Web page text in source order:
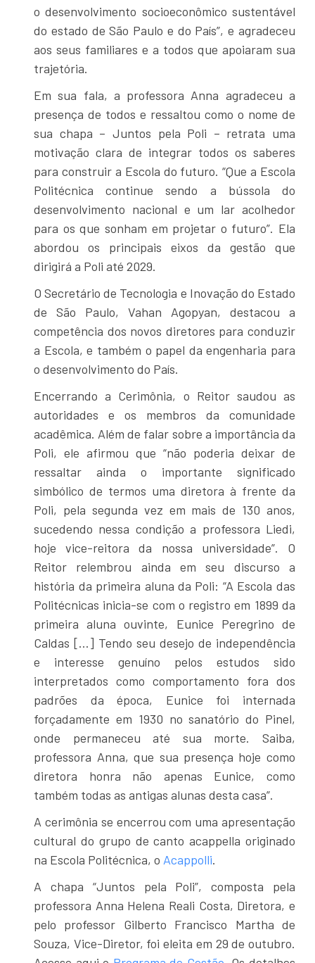
o desenvolvimento socioeconômico sustentável
do estado de São Paulo e do País”, e agradeceu
aos seus familiares e a todos que apoiaram sua
trajetória.
Em sua fala, a professora Anna agradeceu a
presença de todos e ressaltou como o nome de
sua chapa – Juntos pela Poli – retrata uma
motivação clara de integrar todos os saberes
para construir a Escola do futuro. “Que a Escola
Politécnica continue sendo a bússola do
desenvolvimento nacional e um lar acolhedor
para os que sonham em projetar o futuro”. Ela
abordou os principais eixos da gestão que
dirigirá a Poli até 2029.
O Secretário de Tecnologia e Inovação do Estado
de São Paulo, Vahan Agopyan, destacou a
competência dos novos diretores para conduzir
a Escola, e também o papel da engenharia para
o desenvolvimento do País.
Encerrando a Cerimônia, o Reitor saudou as
autoridades e os membros da comunidade
acadêmica. Além de falar sobre a importância da
Poli, ele afirmou que “não poderia deixar de
ressaltar ainda o importante significado
simbólico de termos uma diretora à frente da
Poli, pela segunda vez em mais de 130 anos,
sucedendo nessa condição a professora Liedi,
hoje vice-reitora da nossa universidade”. O
Reitor relembrou ainda em seu discurso a
história da primeira aluna da Poli: “A Escola das
Politécnicas inicia-se com o registro em 1899 da
primeira aluna ouvinte, Eunice Peregrino de
Caldas […] Tendo seu desejo de independência
e interesse genuíno pelos estudos sido
interpretados como comportamento fora dos
padrões da época, Eunice foi internada
forçadamente em 1930 no sanatório do Pinel,
onde permaneceu até sua morte. Saiba,
professora Anna, que sua presença hoje como
diretora honra não apenas Eunice, como
também todas as antigas alunas desta casa”.
A cerimônia se encerrou com uma apresentação
cultural do grupo de canto acappella originado
na Escola Politécnica, o Acappolli.
A chapa “Juntos pela Poli”, composta pela
professora Anna Helena Reali Costa, Diretora, e
pelo professor Gilberto Francisco Martha de
Souza, Vice-Diretor, foi eleita em 29 de outubro.